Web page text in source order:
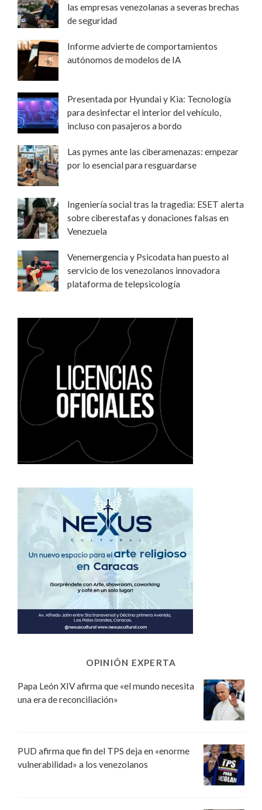
las empresas venezolanas a severas brechas
de seguridad
Informe advierte de comportamientos
autónomos de modelos de IA
Presentada por Hyundai y Kia: Tecnología
para desinfectar el interior del vehículo,
incluso con pasajeros a bordo
Las pymes ante las ciberamenazas: empezar
por lo esencial para resguardarse
Ingeniería social tras la tragedia: ESET alerta
sobre ciberestafas y donaciones falsas en
Venezuela
Venemergencia y Psicodata han puesto al
servicio de los venezolanos innovadora
plataforma de telepsicología
OPINIÓN EXPERTA
Papa León XIV afirma que «el mundo necesita
una era de reconciliación»
PUD afirma que fin del TPS deja en «enorme
vulnerabilidad» a los venezolanos